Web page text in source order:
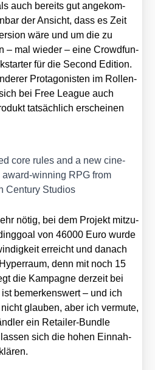
auch bereits gut ange­kom­
der Ansicht, dass es Zeit
wäre und um die zu
– mal wie­der – eine Crowd­fun­
für die Second Edi­ti­on.
Prot­ago­nis­ten im Rol­len­
bei Free League auch
tat­säch­lich erschei­nen
core rules and a new cine­
win­ning RPG from
Cen­tu­ry Stu­di­os
nötig, bei dem Pro­jekt mit­zu­
von 46000 Euro wur­de
erreicht und danach
denn mit noch 15
die Kam­pa­gne der­zeit bei
bemer­kens­wert – und ich
glau­ben, aber ich ver­mu­te,
ein Retail­er-Bund­le
sich die hohen Ein­nah­